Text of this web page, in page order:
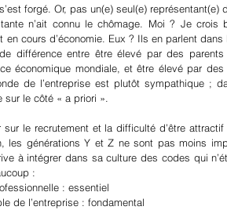
forgé. Or, pas un(e) seul(e) représentant(e)
n’ait connu le chômage. Moi ? Je crois
en cours d’économie. Eux ? Ils en parlent
différence entre être élevé par des
économique mondiale, et être élevé par
de l’entreprise est plutôt sympathique ;
sur le côté « a priori ».
le recrutement et la difficulté d’être
les générations Y et Z ne sont pas moins
à intégrer dans sa culture des codes qui
:
: essentiel
de l’entreprise : fondamental